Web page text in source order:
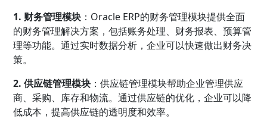
1. 财务管理模块 ：Oracle ERP的财务管理模块提供全面
的财务管理解决方案，包括账务处理、财务报表、预算管
理等功能。通过实时数据分析，企业可以快速做出财务决
策。
2. 供应链管理模块 ：供应链管理模块帮助企业管理供应
商、采购、库存和物流。通过供应链的优化，企业可以降
低成本，提高供应链的透明度和效率。